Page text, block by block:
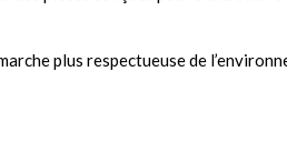
plus respectueuse de